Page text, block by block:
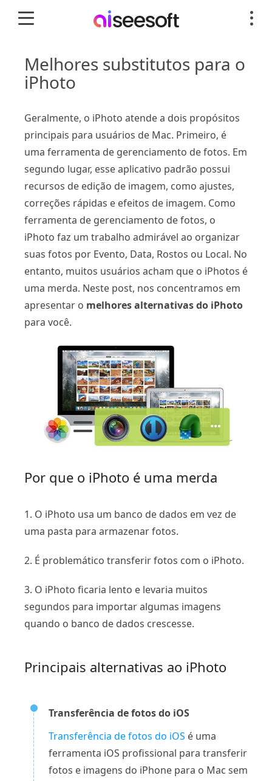
Melhores substitutos para o
iPhoto
Geralmente, o iPhoto atende a dois propósitos
principais para usuários de Mac. Primeiro, é
uma ferramenta de gerenciamento de fotos. Em
segundo lugar, esse aplicativo padrão possui
recursos de edição de imagem, como ajustes,
correções rápidas e efeitos de imagem. Como
ferramenta de gerenciamento de fotos, o
iPhoto faz um trabalho admirável ao organizar
suas fotos por Evento, Data, Rostos ou Local. No
entanto, muitos usuários acham que o iPhotos é
uma merda. Neste post, nos concentramos em
apresentar o melhores alternativas do iPhoto
para você.
Por que o iPhoto é uma merda
1. O iPhoto usa um banco de dados em vez de
uma pasta para armazenar fotos.
2. É problemático transferir fotos com o iPhoto.
3. O iPhoto ficaria lento e levaria muitos
segundos para importar algumas imagens
quando o banco de dados crescesse.
Principais alternativas ao iPhoto
Transferência de fotos do iOS
Transferência de fotos do iOS é uma
ferramenta iOS profissional para transferir
fotos e imagens do iPhone para o Mac sem